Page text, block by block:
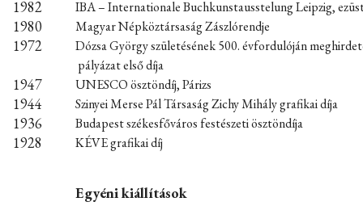
1982 IBA – Internationale Buchkunstausstelung Leipzig,
1980 Magyar Népköztársaság Zászlórendje
1972
Dózsa György születésének 500. évfordulóján
pályázat első díja
1947 UNESCO ösztöndíj, Párizs
1944 Szinyei Merse Pál Társaság Zichy Mihály grafikai díja
1936 Budapest székesfőváros festészeti ösztöndíja
1928 KÉVE grafikai díj
Egyéni kiállítások